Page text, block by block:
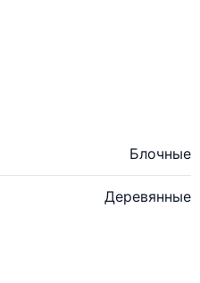
Блочные
Деревянные